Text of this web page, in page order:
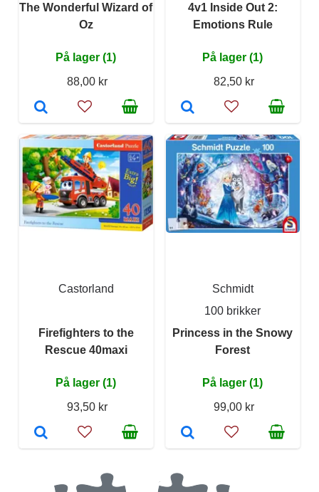
The Wonderful Wizard of
Oz
På lager (1)
88,00 kr
4v1 Inside Out 2:
Emotions Rule
På lager (1)
82,50 kr
Castorland
Firefighters to the
Rescue 40maxi
På lager (1)
93,50 kr
Schmidt
100 brikker
Princess in the Snowy
Forest
På lager (1)
99,00 kr